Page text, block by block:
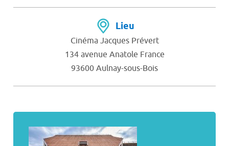
Lieu
Cinéma Jacques Prévert
134 avenue Anatole France
93600 Aulnay-sous-Bois